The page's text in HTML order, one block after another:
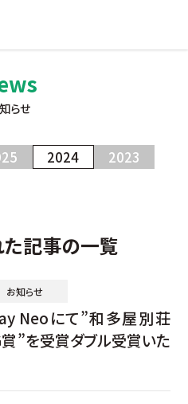
Insight
us
らせ
2024
2023
記事の一覧
お知らせ
Neoにて”和多屋別荘
”を受賞ダブル受賞いた